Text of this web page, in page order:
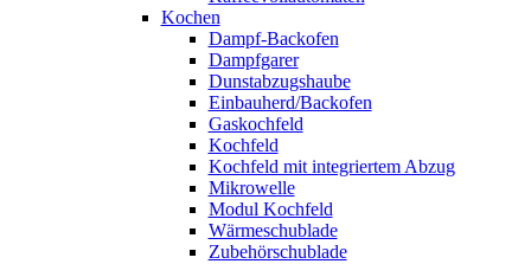
Kochen
Dampf-Backofen
Dampfgarer
Dunstabzugshaube
Einbauherd/Backofen
Gaskochfeld
Kochfeld
Kochfeld mit integriertem Abzug
Mikrowelle
Modul Kochfeld
Wärmeschublade
Zubehörschublade